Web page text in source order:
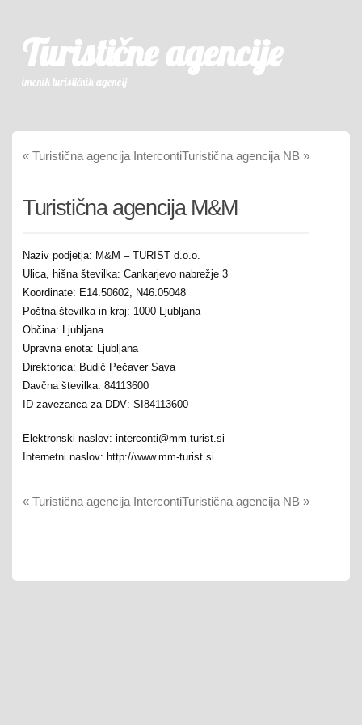
Turistične agencije
imenik turističnih agencij
« Turistična agencija IntercontiTuristična agencija NB »
Turistična agencija M&M
Naziv podjetja: M&M – TURIST d.o.o.
Ulica, hišna številka: Cankarjevo nabrežje 3
Koordinate: E14.50602, N46.05048
Poštna številka in kraj: 1000 Ljubljana
Občina: Ljubljana
Upravna enota: Ljubljana
Direktorica: Budič Pečaver Sava
Davčna številka: 84113600
ID zavezanca za DDV: SI84113600
Elektronski naslov: interconti@mm-turist.si
Internetni naslov: http://www.mm-turist.si
« Turistična agencija IntercontiTuristična agencija NB »